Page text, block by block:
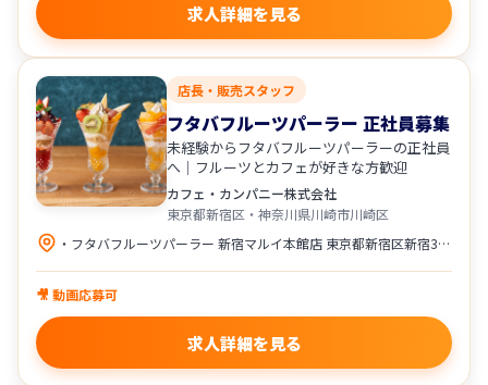
求人詳細を見る
店長・販売スタッフ
フタバフルーツパーラー 正社員募集
未経験からフタバフルーツパーラーの正社員
へ｜フルーツとカフェが好きな方歓迎
カフェ・カンパニー株式会社
東京都新宿区・神奈川県川崎市川崎区
・フタバフルーツパーラー 新宿マルイ本館店 東京都新宿区新宿3-30-13 新宿マルイ本館5F ★アクセス ・東京メトロ丸ノ内線「新宿三丁目駅」徒歩1分 ・東京メトロ副都心線「新宿三丁目駅」徒歩2分 ・都営新宿線「新宿三丁目駅」徒歩2分 ・各線「新宿駅」徒歩5分 ・フタバフルーツパーラー アトレ川崎店 神奈川県川崎市川崎区駅前本町26-1 アトレ川崎4F ★アクセス ・JR「川崎駅」直結 ・京急「京急川崎駅」徒歩圏内 配属は、希望や通勤を考慮して決定します。
🎥 動画応募可
求人詳細を見る